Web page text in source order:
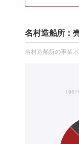
名村造船所：
名村造船所の事業
1961